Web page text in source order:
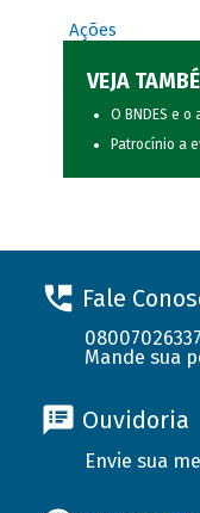
Ações
VEJA
O BNDES e
Patrocínio a
Fale
08007026337
Mande sua
Ouvidoria
Envie sua